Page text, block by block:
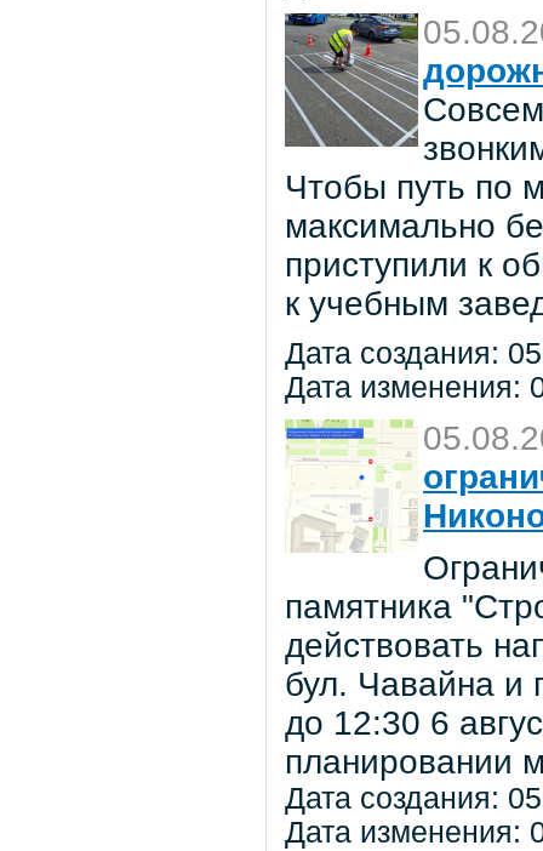
Чтобы путь по
максимально
приступили к
к учебным
Дата создания:
Дата изменения:
памятника
действовать
бул. Чавайна и
до 12:30 6
планировании
Дата создания:
Дата изменения: